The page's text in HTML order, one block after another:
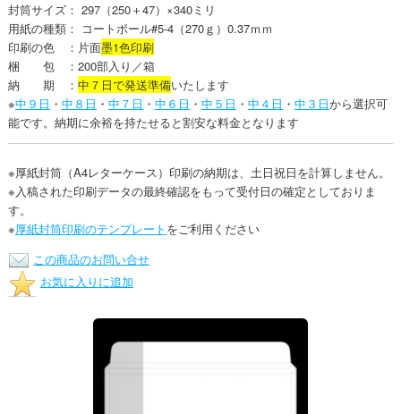
封筒サイズ： 297（250＋47）×340ミリ
用紙の種類： コートボール#5-4（270ｇ）0.37ｍｍ
印刷の色 ：片面墨1色印刷
梱 包 ：200部入り／箱
納 期 ： 中７日で発送準備いたします
※中９日 ・ 中８日 ・ 中７日 ・ 中６日 ・ 中５日 ・ 中４日 ・ 中３日から選択可
能です。納期に余裕を持たせると割安な料金となります
※厚紙封筒（A4レターケース）印刷の納期は、土日祝日を計算しません。
※入稿された印刷データの最終確認をもって受付日の確定としておりま
す。
※厚紙封筒印刷のテンプレート をご利用ください
この商品のお問い合せ
お気に入りに追加